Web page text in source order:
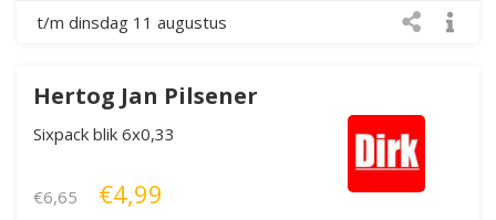
t/m dinsdag 11 augustus
Hertog Jan Pilsener
Sixpack blik 6x0,33
€6,65 €4,99